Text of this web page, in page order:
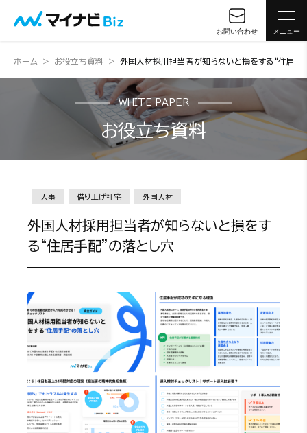
お問い合わせ メニュー
ホーム お役立ち資料 外国人材採用担当者が知らないと損をする“住居手
WHITE PAPER
お役立ち資料
人事 借り上げ社宅 外国人材
外国人材採用担当者が知らないと損をす
る“住居手配”の落とし穴